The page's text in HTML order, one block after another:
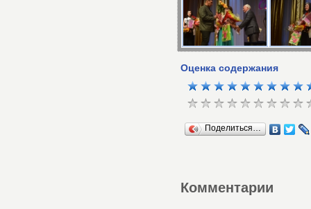
Оценка содержания
Поделиться…
Комментарии